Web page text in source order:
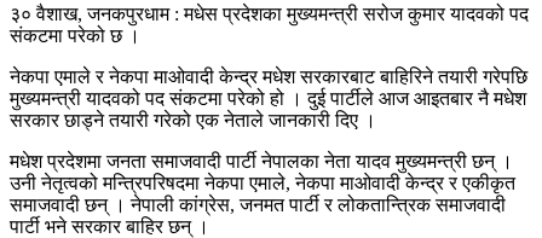
३० वैशाख, जनकपुरधाम : मधेस प्रदेशका मुख्यमन्त्री सरोज कुमार यादवको पद
संकटमा परेको छ ।
नेकपा एमाले र नेकपा माओवादी केन्द्र मधेश सरकारबाट बाहिरिने तयारी गरेपछि
मुख्यमन्त्री यादवको पद संकटमा परेको हो । दुई पार्टीले आज आइतबार नै मधेश
सरकार छाड्ने तयारी गरेको एक नेताले जानकारी दिए ।
मधेश प्रदेशमा जनता समाजवादी पार्टी नेपालका नेतायादव मुख्यमन्त्री छन् ।
उनी नेतृत्वको मन्त्रिपरिषदमा नेकपा एमाले, नेकपा माओवादी केन्द्र र एकीकृत
समाजवादी छन् । नेपाली कांग्रेस, जनमत पार्टी र लोकतान्त्रिक समाजवादी
पार्टी भने सरकार बाहिर छन् ।